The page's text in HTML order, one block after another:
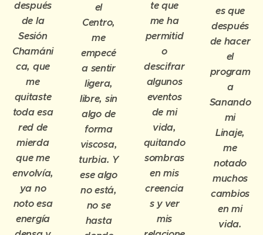
después
de la
Sesión
Chamáni
ca, que
me
quitaste
toda esa
red de
mierda
que me
envolvía,
ya no
noto esa
energía
el
Centro,
me
empecé
a sentir
ligera,
libre, sin
algo de
forma
viscosa,
turbia. Y
ese algo
no está,
no se
hasta
te que
me ha
permitid
o
descifrar
algunos
eventos
de mi
vida,
quitando
sombras
en mis
creencia
s y ver
mis
es que
después
de hacer
el
program
a
Sanando
mi
Linaje,
me
notado
muchos
cambios
en mi
vida.